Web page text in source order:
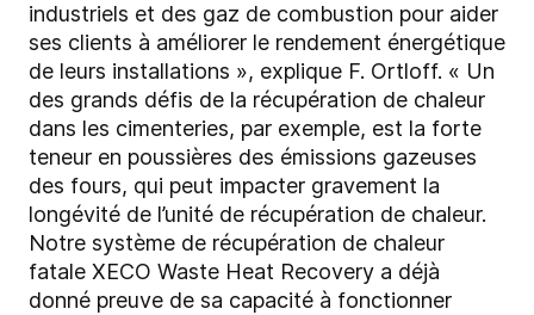
industriels et des gaz de combustion pour aider
ses clients à améliorer le rendement énergétique
de leurs installations », explique F. Ortloff. « Un
des grands défis de la récupération de chaleur
dans les cimenteries, par exemple, est la forte
teneur en poussières des émissions gazeuses
des fours, qui peut impacter gravement la
longévité de l’unité de récupération de chaleur.
Notre système de récupération de chaleur
fatale XECO Waste Heat Recovery a déjà
donné preuve de sa capacité à fonctionner